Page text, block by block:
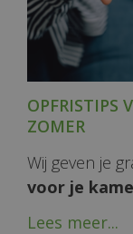
OPFRISTIPS
ZOMER
Wij geven je
voor je
Lees meer...